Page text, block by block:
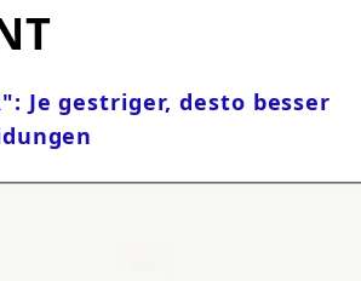
Je gestriger, desto besser